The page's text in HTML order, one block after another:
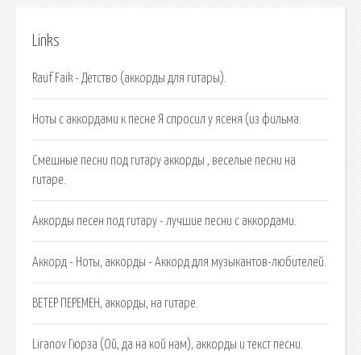
Links
Rauf Faik - Детство (аккорды для гитары).
Ноты с аккордами к песне Я спросил у ясеня (из фильма.
Смешные песни под гитару аккорды , веселые песни на
гитаре.
Аккорды песен под гитару - лучшие песни с аккордами.
Аккорд - Ноты, аккорды - Аккорд для музыкантов-любителей.
ВЕТЕР ПЕРЕМЕН, аккорды, на гитаре.
Liranov Гюрза (Ой, да на кой нам), аккорды и текст песни.